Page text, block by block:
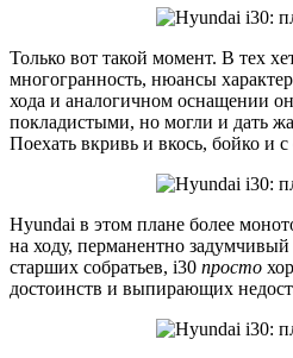
Только вот такой момент. В тех
многогранность, нюансы
хода и аналогичном оснащении
покладистыми, но могли и дать
Поехать вкривь и вкось, бойко и с
Hyundai в этом плане более
на ходу, перманентно
старших собратьев, i30 просто
достоинств и выпирающих